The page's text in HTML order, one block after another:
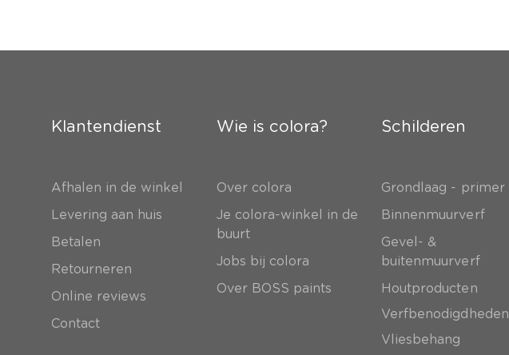
Klantendienst
Afhalen in de winkel
Levering aan huis
Betalen
Retourneren
Online reviews
Contact
Wie is colora?
Over colora
Je colora-winkel in de
buurt
Jobs bij colora
Over BOSS paints
Schilderen
Grondlaag - primer
Binnenmuurverf
Gevel- &
buitenmuurverf
Houtproducten
Verfbenodigdheden
Vliesbehang